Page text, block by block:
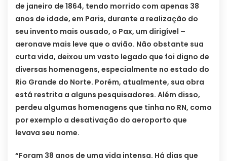
de janeiro de 1864, tendo morrido com apenas 38
anos de idade, em Paris, durante a realização do
seu invento mais ousado, o Pax, um dirigível –
aeronave mais leve que o avião. Não obstante sua
curta vida, deixou um vasto legado que foi digno de
diversas homenagens, especialmente no estado do
Rio Grande do Norte. Porém, atualmente, sua obra
está restrita a alguns pesquisadores. Além disso,
perdeu algumas homenagens que tinha no RN, como
por exemplo a desativação do aeroporto que
levava seu nome.
“Foram 38 anos de uma vida intensa. Há dias que